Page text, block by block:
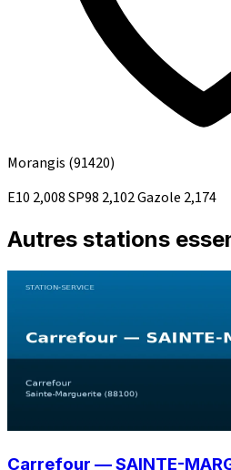
Morangis (91420)
E10 2,008SP98 2,102Gazole 2,174
Autres stations
Carrefour — SAINTE-